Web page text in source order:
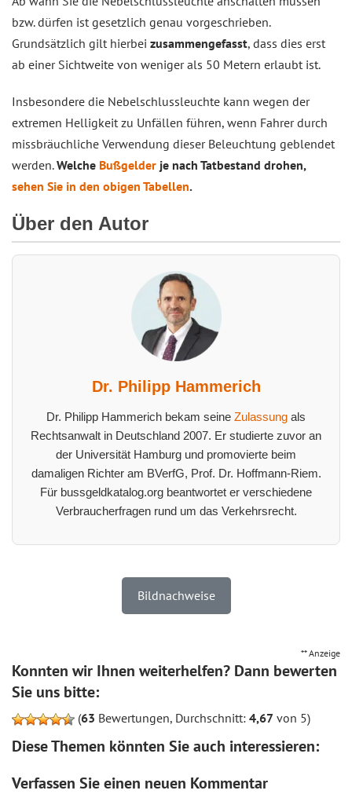
bzw. dürfen ist gesetzlich genau vorgeschrieben.
Grundsätzlich gilt hierbei zusammengefasst, dass dies erst
ab einer Sichtweite von weniger als 50 Metern erlaubt ist.
Insbesondere die Nebelschlussleuchte kann wegen der
extremen Helligkeit zu Unfällen führen, wenn Fahrer durch
missbräuchliche Verwendung dieser Beleuchtung geblendet
werden.Welche Bußgelder je nach Tatbestand drohen,
sehen Sie in den obigen Tabellen.
Über den Autor
Dr. Philipp Hammerich
Dr. Philipp Hammerich bekam seine Zulassung als
Rechtsanwalt in Deutschland 2007. Er studierte zuvor an
der Universität Hamburg und promovierte beim
damaligen Richter am BVerfG, Prof. Dr. Hoffmann-Riem.
Für bussgeldkatalog.org beantwortet er verschiedene
Verbraucherfragen rund um das Verkehrsrecht.
Bildnachweise
** Anzeige
Konnten wir Ihnen weiterhelfen? Dann bewerten
Sie uns bitte:
(63 Bewertungen, Durchschnitt: 4,67 von 5)
Diese Themen könnten Sie auch interessieren:
Verfassen Sie einen neuen Kommentar